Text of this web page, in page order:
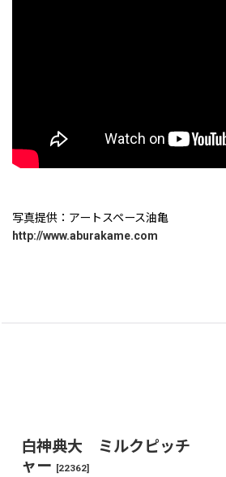
写真提供：アートスペース油亀
http://www.aburakame.com
白神典大 ミルクピッチ
ャー [22362]